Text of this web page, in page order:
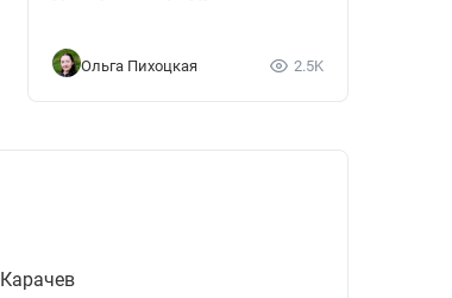
Ольга Пихоцкая 2.5K
Карачев